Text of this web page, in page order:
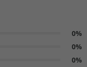
0%
0%
0%